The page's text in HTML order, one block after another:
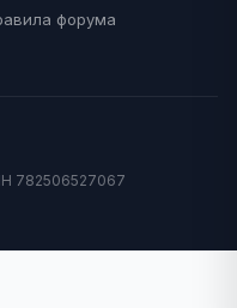
форума
782506527067